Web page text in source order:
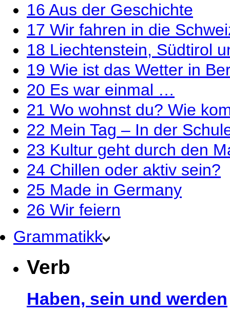
16 Aus der Geschichte
17 Wir fahren in die
18 Liechtenstein, Südtirol
19 Wie ist das Wetter in
20 Es war einmal …
21 Wo wohnst du? Wie
22 Mein Tag – In der
23 Kultur geht durch den
24 Chillen oder aktiv sein?
25 Made in Germany
26 Wir feiern
Grammatikk
Verb
Haben, sein und werden